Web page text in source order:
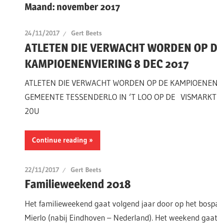
Maand:november 2017
24/11/2017 Gert Beets
ATLETEN DIE VERWACHT WORDEN OP
KAMPIOENENVIERING 8 DEC 2017
ATLETEN DIE VERWACHT WORDEN OP DE
GEMEENTE TESSENDERLO IN ‘T LOO OP DE
20U
Continue reading
22/11/2017 Gert Beets
Familieweekend 2018
Het familieweekend gaat volgend jaar door op het
Mierlo (nabij Eindhoven – Nederland). Het weekend gaat